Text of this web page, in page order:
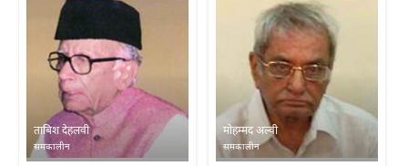
ताबिश देहलवी
समकालीन
मोहम्मद अल्वी
समकालीन